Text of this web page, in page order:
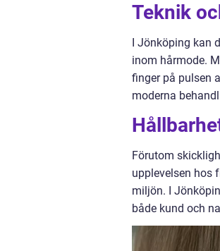
Teknik
I Jönköping kan
inom hårmode.
finger på pulsen
moderna
Förutom
upplevelsen hos
miljön. I
både kund och